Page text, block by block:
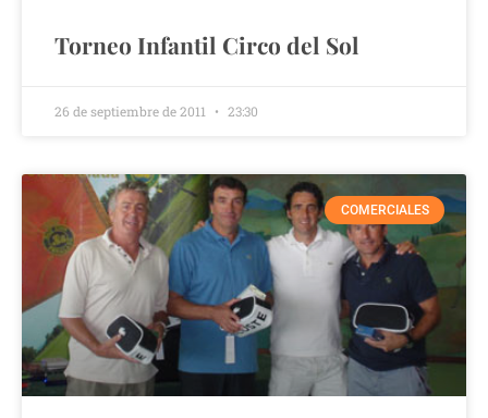
Torneo Infantil Circo del Sol
26 de septiembre de 2011 23:30
COMERCIALES